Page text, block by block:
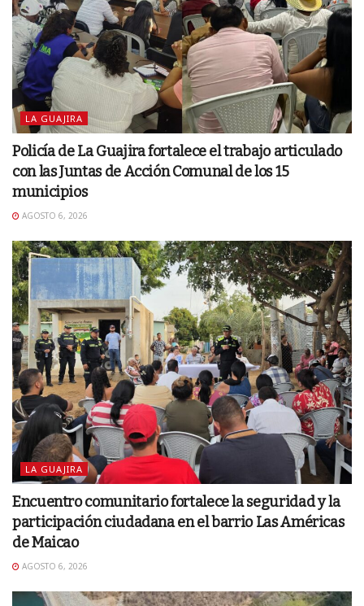
LA GUAJIRA
Policía de La Guajira fortalece el trabajo articulado
con las Juntas de Acción Comunal de los 15
municipios
AGOSTO 6, 2026
LA GUAJIRA
Encuentro comunitario fortalece la seguridad y la
participación ciudadana en el barrio Las Américas
de Maicao
AGOSTO 6, 2026